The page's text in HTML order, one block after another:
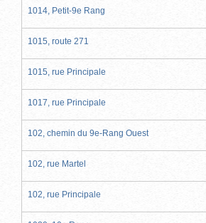
1014, Petit-9e Rang
1015, route 271
1015, rue Principale
1017, rue Principale
102, chemin du 9e-Rang Ouest
102, rue Martel
102, rue Principale